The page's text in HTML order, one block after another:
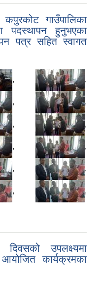
गाउँपालिका
पदस्थापन हुनुभएका
पत्र सहित स्वागत
, ,
, ,
, ,
, ,
, ,
, ,
उपलक्ष्यमा
आयोजित कार्यक्रमका